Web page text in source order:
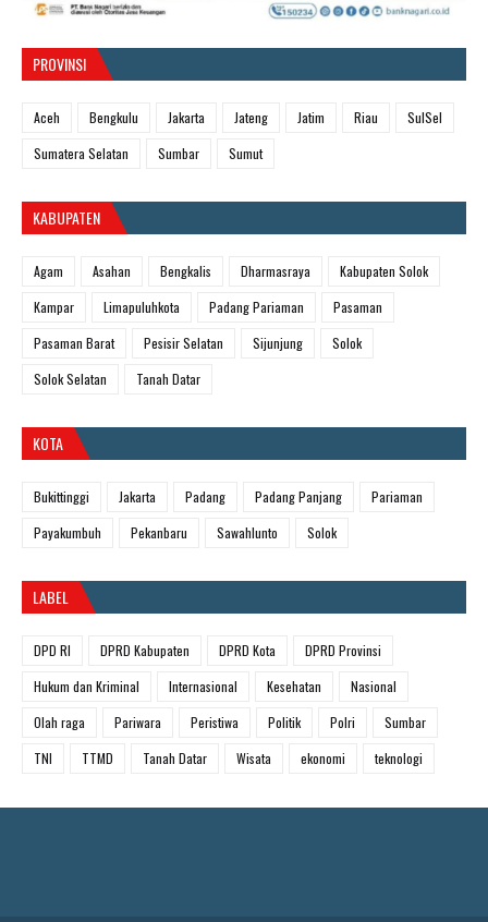
PROVINSI
Aceh Bengkulu Jakarta Jateng Jatim Riau
SulSel
Sumatera Selatan
Sumbar Sumut
KABUPATEN
Agam Asahan Bengkalis Dharmasraya
Kabupaten Solok
Kampar
Limapuluhkota Padang Pariaman
Pasaman
Pasaman Barat
Pesisir Selatan Sijunjung
Solok
Solok Selatan
Tanah Datar
KOTA
Bukittinggi Jakarta Padang Padang Panjang
Pariaman
Payakumbuh
Pekanbaru Sawahlunto Solok
LABEL
DPD RI DPRD Kabupaten DPRD Kota
DPRD Provinsi
Hukum dan Kriminal
Internasional Kesehatan
Nasional
Olah raga
Pariwara Peristiwa Politik Polri
Sumbar
TNI
TTMD Tanah Datar Wisata ekonomi teknologi